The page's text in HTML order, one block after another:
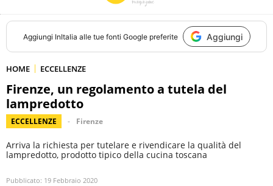
Aggiungi InItalia alle tue fonti Google preferite Aggiungi
HOME ECCELLENZE
Firenze, un regolamento a tutela del
lampredotto
ECCELLENZE Firenze
Arriva la richiesta per tutelare e rivendicare la qualità del
lampredotto, prodotto tipico della cucina toscana
Pubblicato: 19 Febbraio 2020